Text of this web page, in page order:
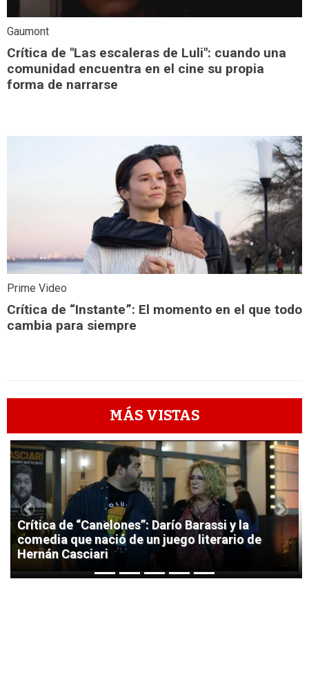
Gaumont
Crítica de "Las escaleras de Luli": cuando una
comunidad encuentra en el cine su propia
forma de narrarse
Prime Video
Crítica de “Instante”: El momento en el que todo
cambia para siempre
MÁS VISTAS
1
Crítica de “Canelones”: Darío Barassi y la
comedia que nació de un juego literario de
Hernán Casciari
Previous Next